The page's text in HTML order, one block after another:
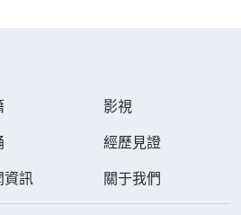
影視
經歷見證
資訊 關于我們